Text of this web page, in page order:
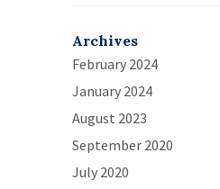
Archives
February 2024
January 2024
August 2023
September 2020
July 2020